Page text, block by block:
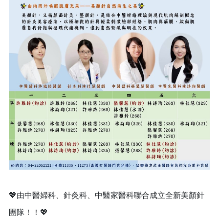
💖由中醫婦科、針灸科、中醫家醫科聯合成立全新美顏針
團隊！！💖